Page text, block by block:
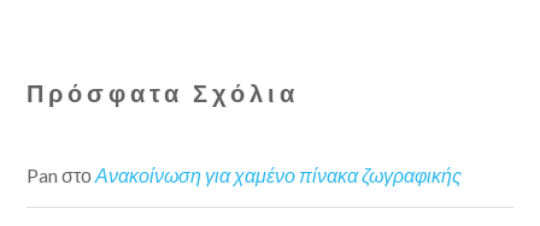
Πρόσφατα Σχόλια
Pan στοΑνακοίνωση για χαμένο πίνακα ζωγραφικής